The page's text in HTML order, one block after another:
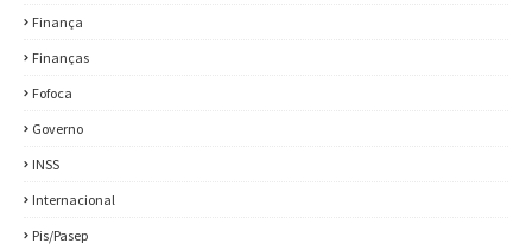
Finança
Finanças
Fofoca
Governo
INSS
Internacional
Pis/Pasep